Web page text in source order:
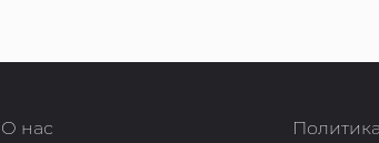
О нас